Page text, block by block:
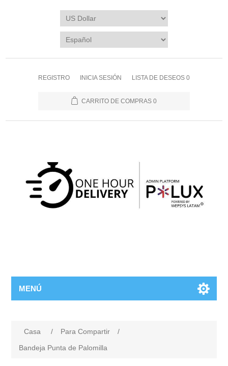
REGISTRO INICIA SESIÓN LISTA DE DESEOS 0
CARRITO DE COMPRAS 0
MENÚ
Casa / Para Compartir
/
Bandeja Punta de Palomilla